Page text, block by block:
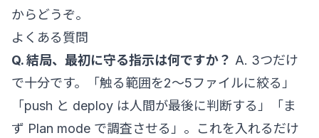
からどうぞ。
よくある質問
Q. 結局、最初に守る指示は何ですか？ A. 3つだけ
で十分です。「触る範囲を2〜5ファイルに絞る」
「push と deploy は人間が最後に判断する」「ま
ず Plan mode で調査させる」。これを入れるだけ